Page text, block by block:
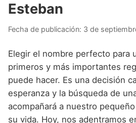
Nombres de niño que
Nombres de niño que
Nombres de niño que
Nombres de niño que
Nombres de Niño
Nombres de Niño
Nombres de Niño
Nombres de Niño
Nombres de Niño
Nombres de Niño
Nombres de Niño
Nombres de Niño
Nombres de Niño
Nombres de Niño
Buscar
Esteban
Fecha de publicación: 3 de
Elegir el nombre perfecto para
primeros y más importantes
puede hacer. Es una decisión
esperanza y la búsqueda de
acompañará a nuestro
su vida. Hoy, nos adentramos